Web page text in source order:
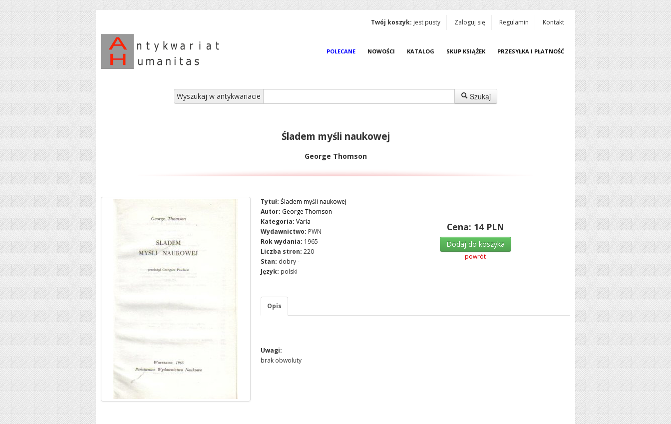
Twój koszyk: jest pusty Zaloguj się Regulamin Kontakt
POLECANE NOWOŚCI KATALOG SKUP KSIĄŻEK PRZESYŁKA I PŁATNOŚĆ
Wyszukaj w antykwariacie Szukaj
Śladem myśli naukowej
George Thomson
Tytuł: Śladem myśli naukowej
Autor: George Thomson
Kategoria: Varia
Wydawnictwo: PWN
Rok wydania: 1965
Liczba stron: 220
Stan: dobry -
Język: polski
Cena: 14 PLN
Dodaj do koszyka
powrót
Opis
Uwagi:
brak obwoluty